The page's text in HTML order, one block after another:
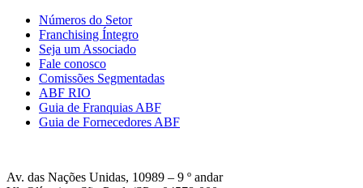
Números do Setor
Franchising Íntegro
Seja um Associado
Fale conosco
Comissões Segmentadas
ABF RIO
Guia de Franquias ABF
Guia de Fornecedores ABF
Av. das Nações Unidas, 10989 – 9 º andar